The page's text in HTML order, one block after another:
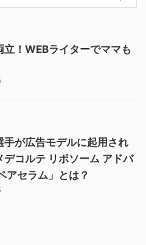
立！WEBライターでママも
手が広告モデルに起用され
デコルテ リポソーム アドバ
アセラム」とは？